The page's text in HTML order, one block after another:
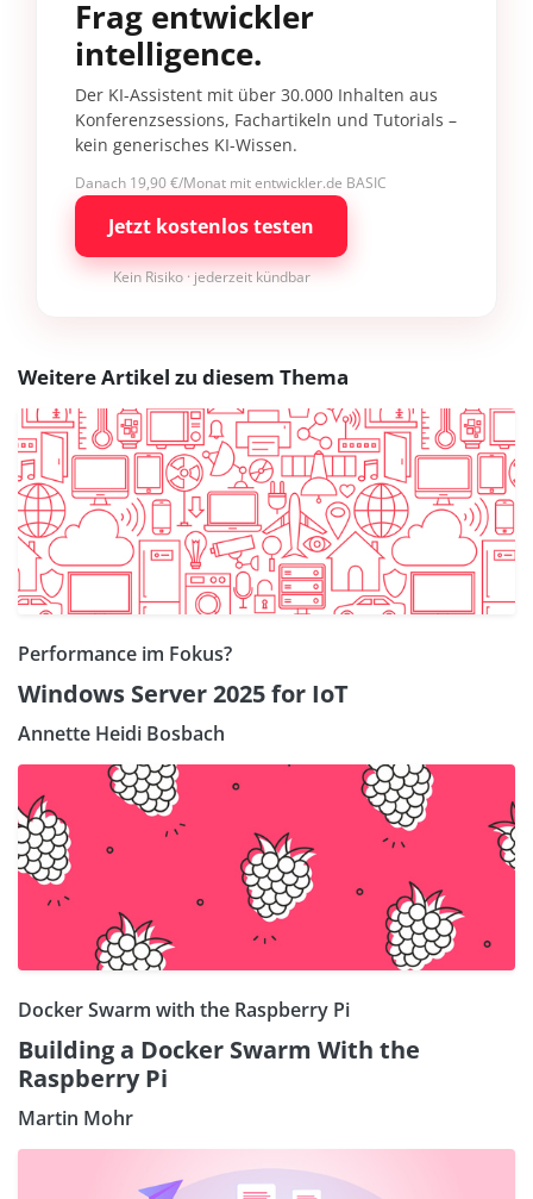
Frag entwickler
intelligence.
Der KI-Assistent mit über 30.000 Inhalten aus
Konferenzsessions, Fachartikeln und Tutorials –
kein generisches KI-Wissen.
Danach 19,90 €/Monat mit entwickler.de BASIC
Jetzt kostenlos testen
Kein Risiko · jederzeit kündbar
Weitere Artikel zu diesem Thema
Performance im Fokus?
Windows Server 2025 for IoT
Annette Heidi Bosbach
Docker Swarm with the Raspberry Pi
Building a Docker Swarm With the
Raspberry Pi
Martin Mohr